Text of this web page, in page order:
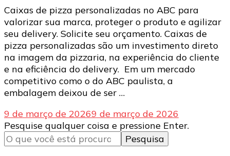
Caixas de pizza personalizadas no ABC para
valorizar sua marca, proteger o produto e agilizar
seu delivery. Solicite seu orçamento. Caixas de
pizza personalizadas são um investimento direto
na imagem da pizzaria, na experiência do cliente
e na eficiência do delivery. Em um mercado
competitivo como o do ABC paulista, a
embalagem deixou de ser …
9 de março de 20269 de março de 2026
Procurando
algo?
Pesquise qualquer coisa e pressione Enter.